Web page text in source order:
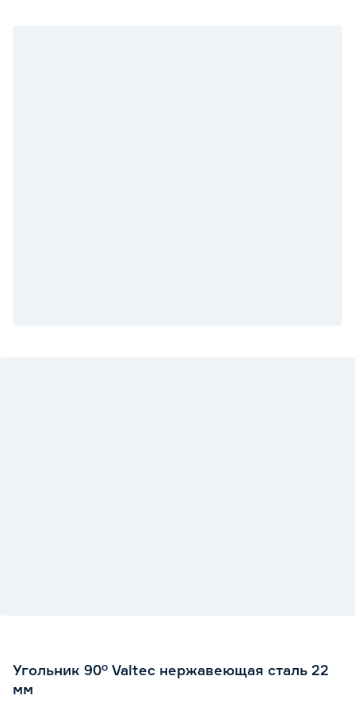
Угольник 90° Valtec нержавеющая сталь 22
мм